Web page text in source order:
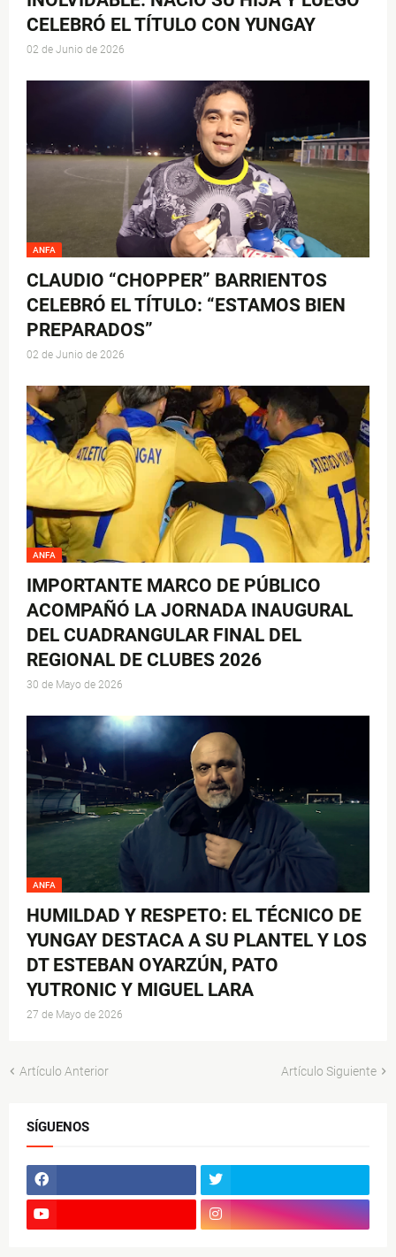
CELEBRÓ EL TÍTULO CON YUNGAY
02 de Junio de 2026
ANFA
CLAUDIO “CHOPPER” BARRIENTOS
CELEBRÓ EL TÍTULO: “ESTAMOS BIEN
PREPARADOS”
02 de Junio de 2026
ANFA
IMPORTANTE MARCO DE PÚBLICO
ACOMPAÑÓ LA JORNADA INAUGURAL
DEL CUADRANGULAR FINAL DEL
REGIONAL DE CLUBES 2026
30 de Mayo de 2026
ANFA
HUMILDAD Y RESPETO: EL TÉCNICO DE
YUNGAY DESTACA A SU PLANTEL Y LOS
DT ESTEBAN OYARZÚN, PATO
YUTRONIC Y MIGUEL LARA
27 de Mayo de 2026
Artículo Anterior Artículo Siguiente
SÍGUENOS